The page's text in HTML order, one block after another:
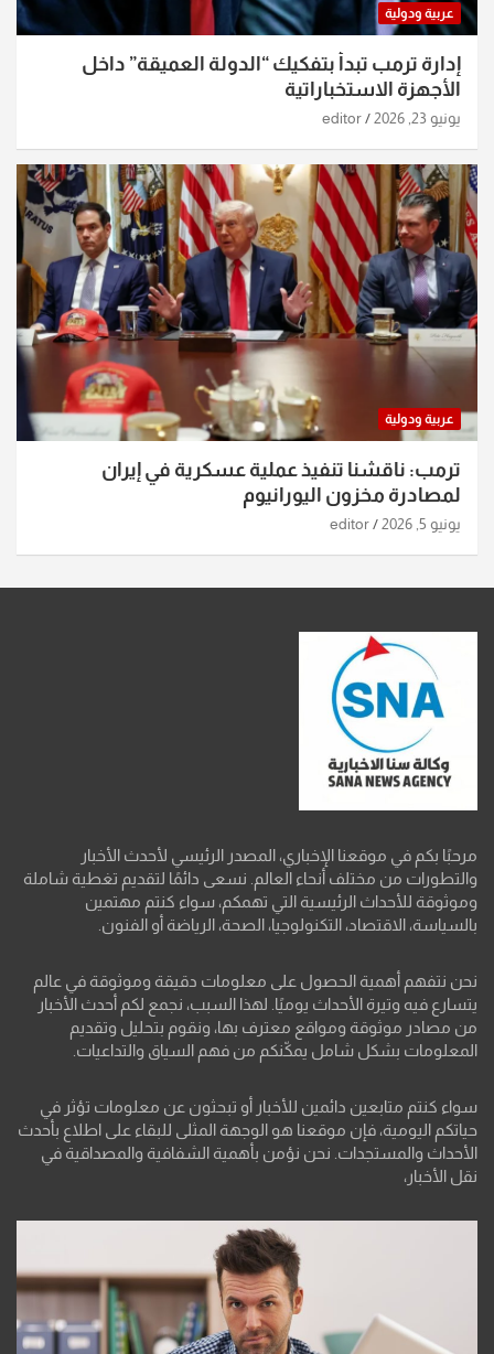
عربية ودولية
إدارة ترمب تبدأ بتفكيك “الدولة العميقة” داخل
الأجهزة الاستخباراتية
يونيو 23, 2026 editor
عربية ودولية
ترمب: ناقشنا تنفيذ عملية عسكرية في إيران
لمصادرة مخزون اليورانيوم
يونيو 5, 2026 editor
مرحبًا بكم في موقعنا الإخباري، المصدر الرئيسي لأحدث الأخبار
والتطورات من مختلف أنحاء العالم. نسعى دائمًا لتقديم تغطية شاملة
وموثوقة للأحداث الرئيسية التي تهمكم، سواء كنتم مهتمين
بالسياسة، الاقتصاد، التكنولوجيا، الصحة، الرياضة أو الفنون.
نحن نتفهم أهمية الحصول على معلومات دقيقة وموثوقة في عالم
يتسارع فيه وتيرة الأحداث يوميًا. لهذا السبب، نجمع لكم أحدث الأخبار
من مصادر موثوقة ومواقع معترف بها، ونقوم بتحليل وتقديم
المعلومات بشكل شامل يمكّنكم من فهم السياق والتداعيات.
سواء كنتم متابعين دائمين للأخبار أو تبحثون عن معلومات تؤثر في
حياتكم اليومية، فإن موقعنا هو الوجهة المثلى للبقاء على اطلاع بأحدث
الأحداث والمستجدات. نحن نؤمن بأهمية الشفافية والمصداقية في
نقل الأخبار،